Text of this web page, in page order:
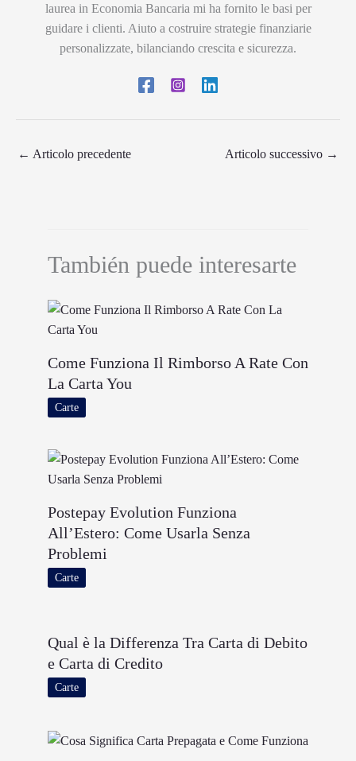
laurea in Economia Bancaria mi ha fornito le basi per
guidare i clienti. Aiuto a costruire strategie finanziarie
personalizzate, bilanciando crescita e sicurezza.
← Articolo precedente Articolo successivo →
También puede interesarte
Come Funziona Il Rimborso A Rate Con
La Carta You
Carte
Postepay Evolution Funziona
All’Estero: Come Usarla Senza
Problemi
Carte
Qual è la Differenza Tra Carta di Debito
e Carta di Credito
Carte